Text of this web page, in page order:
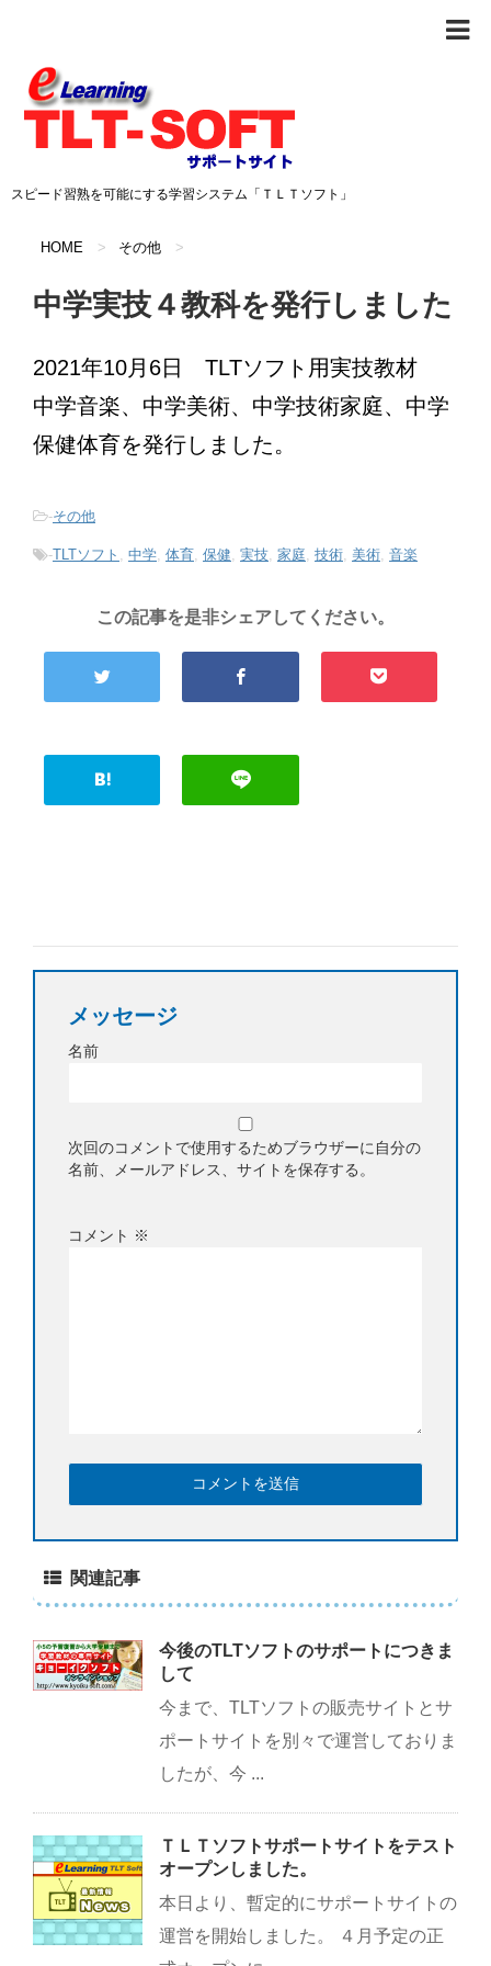
スピード習熟を可能にする学習システム「ＴＬＴソフト」
HOME > その他 >
中学実技４教科を発行しました
2021年10月6日 TLTソフト用実技教材
中学音楽、中学美術、中学技術家庭、中学
保健体育を発行しました。
-その他
-TLTソフト , 中学, 体育, 保健, 実技, 家庭, 技術, 美術, 音楽
この記事を是非シェアしてください。
メッセージ
名前
次回のコメントで使用するためブラウザーに自分の
名前、メールアドレス、サイトを保存する。
コメント ※
関連記事
今後のTLTソフトのサポートにつきま
して
今まで、TLTソフトの販売サイトとサ
ポートサイトを別々で運営しておりま
したが、今 ...
ＴＬＴソフトサポートサイトをテスト
オープンしました。
本日より、暫定的にサポートサイトの
運営を開始しました。 ４月予定の正